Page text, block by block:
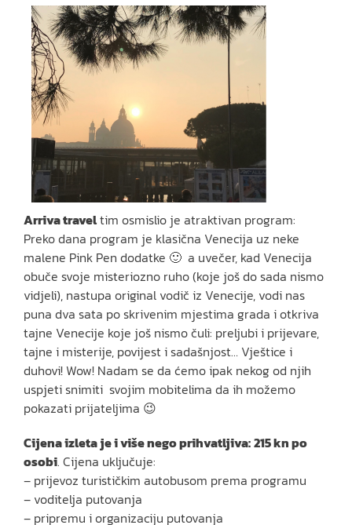
Arriva traveltim osmislio je atraktivan program:
Preko dana program je klasična Venecija uz neke
malene Pink Pen dodatke 🙂 a uvečer, kad Venecija
obuče svoje misteriozno ruho (koje još do sada nismo
vidjeli), nastupa original vodič iz Venecije, vodi nas
puna dva sata po skrivenim mjestima grada i otkriva
tajne Venecije koje još nismo čuli: preljubi i prijevare,
tajne i misterije, povijest i sadašnjost… Vještice i
duhovi! Wow! Nadam se da ćemo ipak nekog od njih
uspjeti snimiti svojim mobitelima da ih možemo
pokazati prijateljima 😉
Cijena izleta je i više nego prihvatljiva:215 kn po
osobi. Cijena uključuje:
– prijevoz turističkim autobusom prema programu
– voditelja putovanja
– pripremu i organizaciju putovanja